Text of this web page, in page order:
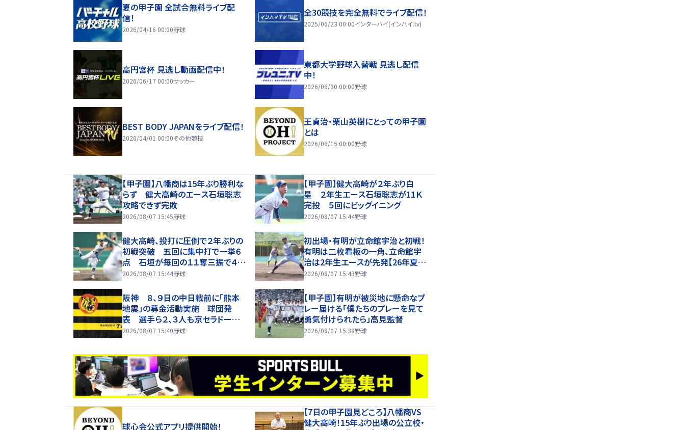
夏の甲子園 全試合無料ライブ配
信！
2026/04/16 00:00野球
全30競技を完全無料でライブ配信！
2025/06/23 00:00インターハイ(インハイ.tv)
高円宮杯 見逃し動画配信中！
2026/06/17 00:00サッカー
東都大学野球入替戦 見逃し配信
中！
2026/06/30 00:00野球
BEST BODY JAPANをライブ配信！
2026/04/01 00:00その他競技
王貞治・栗山英樹にとっての甲子園
とは
2026/06/15 00:00野球
【甲子園】八幡商は15年ぶり勝利な
らず 健大高崎のエース石垣聡志
攻略できず完敗
2026/08/07 15:45野球
【甲子園】健大高崎が２年ぶり白
星 ２年生エース石垣聡志が11Ｋ
完投 ５回にビッグイニング
2026/08/07 15:44野球
健大高崎、投打に圧倒で２年ぶりの
初戦突破 五回に集中打で一挙６
点 石垣が毎回の１１奪三振で４安
打完投勝利
2026/08/07 15:44野球
初出場・有明が立命館宇治と初戦！
有明は二枚看板の一角、立命館宇
治は2年生エースが先発【26年夏甲
子園】
2026/08/07 15:43野球
阪神 ８、９日の中日戦前に「熊本
地震」の募金活動実施 球団発
表 選手ら２、３人も京セラドーム
で活動に参加し全額寄付 球場内
2026/08/07 15:40野球
【甲子園】有明が被災地に懸命なプ
レー届ける「僕たちのプレーを見て
勇気付けられたら」高見監督
2026/08/07 15:38野球
球心会公式アプリ提供開始！
【7日の甲子園見どころ】八幡商VS
健大高崎！15年ぶり出場の公立校・